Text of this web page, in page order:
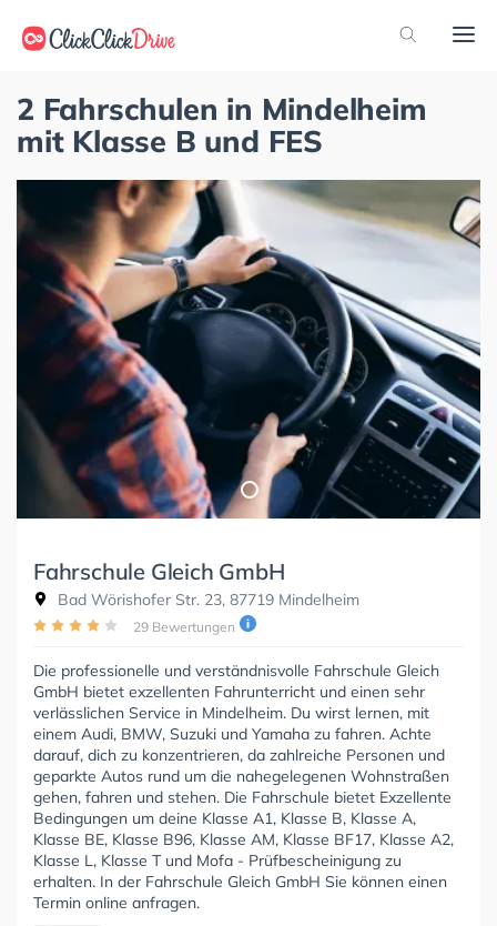
2 Fahrschulen in Mindelheim
mit Klasse B und FES
Fahrschule Gleich GmbH
Bad Wörishofer Str. 23, 87719 Mindelheim
29 Bewertungen
Die professionelle und verständnisvolle Fahrschule Gleich
GmbH bietet exzellenten Fahrunterricht und einen sehr
verlässlichen Service in Mindelheim. Du wirst lernen, mit
einem Audi, BMW, Suzuki und Yamaha zu fahren. Achte
darauf, dich zu konzentrieren, da zahlreiche Personen und
geparkte Autos rund um die nahegelegenen Wohnstraßen
gehen, fahren und stehen. Die Fahrschule bietet Exzellente
Bedingungen um deine Klasse A1, Klasse B, Klasse A,
Klasse BE, Klasse B96, Klasse AM, Klasse BF17, Klasse A2,
Klasse L, Klasse T und Mofa - Prüfbescheinigung zu
erhalten. In der Fahrschule Gleich GmbH Sie können einen
Termin online anfragen.